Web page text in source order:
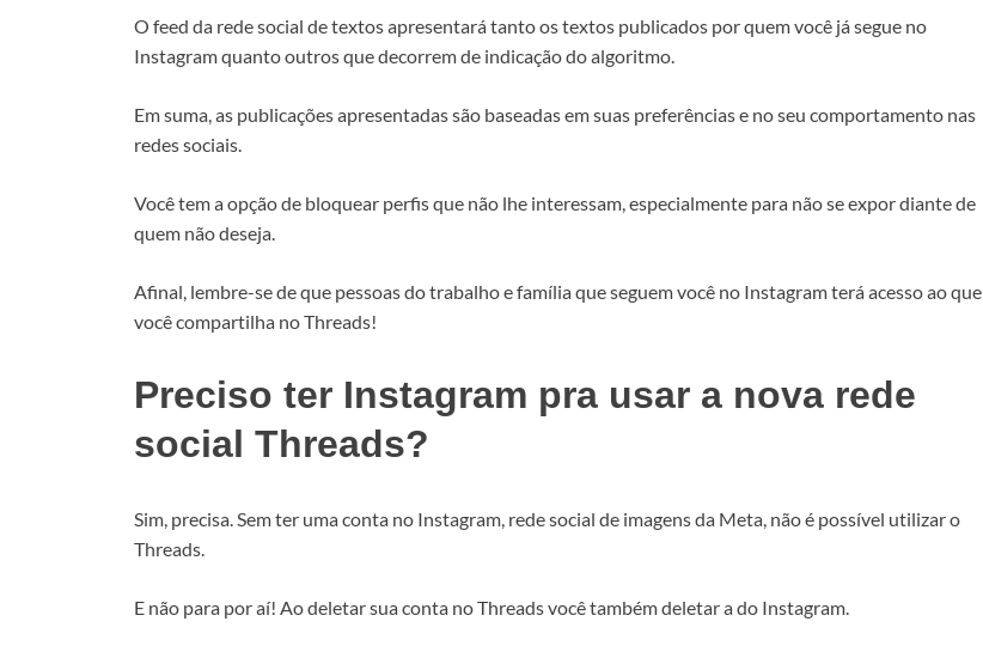
O feed da rede social de textos apresentará tanto os textos publicados por quem você já segue no
Instagram quanto outros que decorrem de indicação do algoritmo.
Em suma, as publicações apresentadas são baseadas em suas preferências e no seu comportamento nas
redes sociais.
Você tem a opção de bloquear perfis que não lhe interessam, especialmente para não se expor diante de
quem não deseja.
Afinal, lembre-se de que pessoas do trabalho e família que seguem você no Instagram terá acesso ao que
você compartilha no Threads!
Preciso ter Instagram pra usar a nova rede
social Threads?
Sim, precisa. Sem ter uma conta no Instagram, rede social de imagens da Meta, não é possível utilizar o
Threads.
E não para por aí! Ao deletar sua conta no Threads você também deletar a do Instagram.